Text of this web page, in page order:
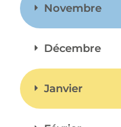
Novembre
Décembre
Janvier